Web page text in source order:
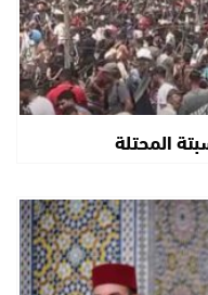
المحتلة